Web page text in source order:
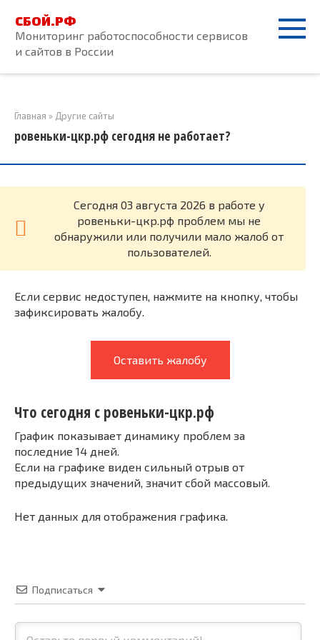
контенту
СБОЙ.РФ
Мониторинг работоспособности сервисов
и сайтов в России
Главная » Другие сайты
ровеньки-цкр.рф сегодня не работает?
Cегодня 03 августа 2026 в работе у
ровеньки-цкр.рф проблем мы не
обнаружили или получили мало жалоб от
пользователей.
Если сервис недоступен, нажмите на кнопку, чтобы
зафиксировать жалобу.
Оставить жалобу
Что сегодня с ровеньки-цкр.рф
График показывает динамику проблем за
последние 14 дней.
Если на графике виден сильный отрыв от
предыдущих значений, значит сбой массовый.
Нет данных для отображения графика.
Подписаться